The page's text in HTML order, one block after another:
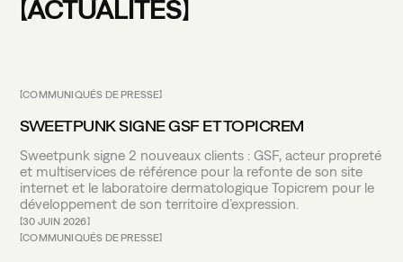
DARK MODE
ACTUALITÉS
COMMUNIQUÉS DE PRESSE
SWEETPUNK SIGNE GSF ET TOPICREM
Sweetpunk signe 2 nouveaux clients : GSF, acteur propreté
et multiservices de référence pour la refonte de son site
internet et le laboratoire dermatologique Topicrem pour le
développement de son territoire d’expression.
30 JUIN 2026
COMMUNIQUÉS DE PRESSE